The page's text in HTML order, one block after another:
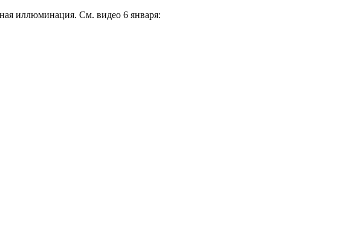
иллюминация. См. видео 6 января: